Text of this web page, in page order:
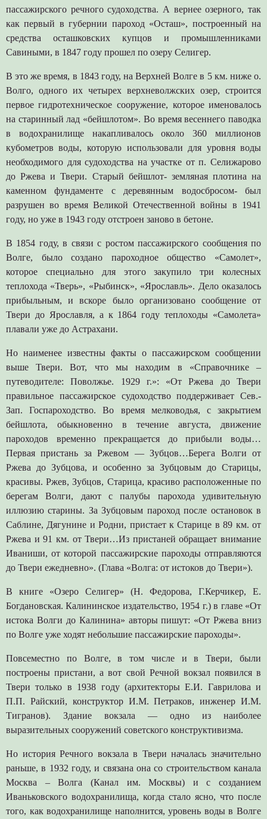
пассажирского речного судоходства. А вернее озерного, так
как первый в губернии пароход «Осташ», построенный на
средства осташковских купцов и промышленниками
Савиными, в 1847 году прошел по озеру Селигер.
В это же время, в 1843 году, на Верхней Волге в 5 км. ниже о.
Волго, одного их четырех верхневолжских озер, строится
первое гидротехническое сооружение, которое именовалось
на старинный лад «бейшлотом». Во время весеннего паводка
в водохранилище накапливалось около 360 миллионов
кубометров воды, которую использовали для уровня воды
необходимого для судоходства на участке от п. Селижарово
до Ржева и Твери. Старый бейшлот- земляная плотина на
каменном фундаменте с деревянным водосбросом- был
разрушен во время Великой Отечественной войны в 1941
году, но уже в 1943 году отстроен заново в бетоне.
В 1854 году, в связи с ростом пассажирского сообщения по
Волге, было создано пароходное общество «Самолет»,
которое специально для этого закупило три колесных
теплохода «Тверь», «Рыбинск», «Ярославль». Дело оказалось
прибыльным, и вскоре было организовано сообщение от
Твери до Ярославля, а к 1864 году теплоходы «Самолета»
плавали уже до Астрахани.
Но наименее известны факты о пассажирском сообщении
выше Твери. Вот, что мы находим в «Справочнике –
путеводителе: Поволжье. 1929 г.»: «От Ржева до Твери
правильное пассажирское судоходство поддерживает Сев.-
Зап. Госпароходство. Во время мелководья, с закрытием
бейшлота, обыкновенно в течение августа, движение
пароходов временно прекращается до прибыли воды…
Первая пристань за Ржевом — Зубцов…Берега Волги от
Ржева до Зубцова, и особенно за Зубцовым до Старицы,
красивы. Ржев, Зубцов, Старица, красиво расположенные по
берегам Волги, дают с палубы парохода удивительную
иллюзию старины. За Зубцовым пароход после остановок в
Саблине, Дягунине и Родни, пристает к Старице в 89 км. от
Ржева и 91 км. от Твери…Из пристаней обращает внимание
Иваниши, от которой пассажирские пароходы отправляются
до Твери ежедневно». (Глава «Волга: от истоков до Твери»).
В книге «Озеро Селигер» (Н. Федорова, Г.Керчикер, Е.
Богдановская. Калининское издательство, 1954 г.) в главе «От
истока Волги до Калинина» авторы пишут: «От Ржева вниз
по Волге уже ходят небольшие пассажирские пароходы».
Повсеместно по Волге, в том числе и в Твери, были
построены пристани, а вот свой Речной вокзал появился в
Твери только в 1938 году (архитекторы Е.И. Гаврилова и
П.П. Райский, конструктор И.М. Петраков, инженер И.М.
Тигранов). Здание вокзала — одно из наиболее
выразительных сооружений советского конструктивизма.
Но история Речного вокзала в Твери началась значительно
раньше, в 1932 году, и связана она со строительством канала
Москва – Волга (Канал им. Москвы) и с созданием
Иваньковского водохранилища, когда стало ясно, что после
того, как водохранилище наполнится, уровень воды в Волге